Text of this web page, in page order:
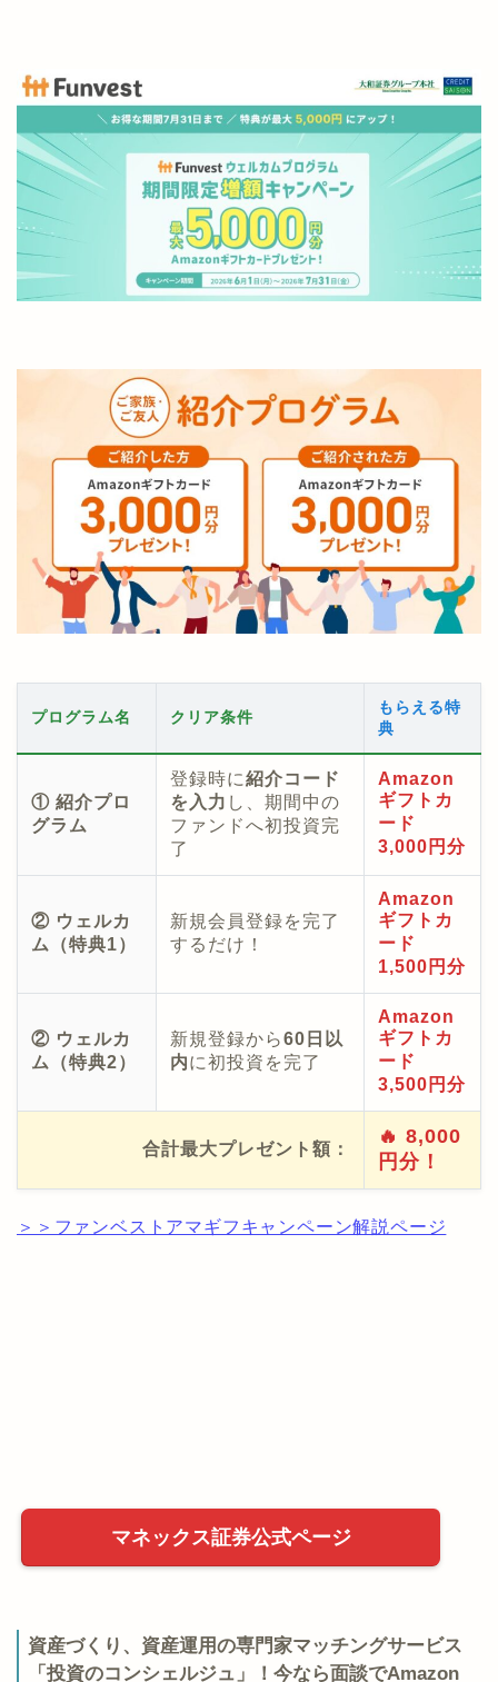
プログラム名 クリア条件
もらえる特
典
① 紹介プロ
グラム
登録時に紹介コード
を入力 し、期間中の
ファンドへ初投資完
了
Amazon
ギフトカ
ード
3,000円分
② ウェルカ
ム（特典1）
新規会員登録を完了
するだけ！
Amazon
ギフトカ
ード
1,500円分
② ウェルカ
ム（特典2）
新規登録から60日以
内に初投資を完了
Amazon
ギフトカ
ード
3,500円分
合計最大プレゼント額：
🔥 8,000
円分！
＞＞ファンベストアマギフキャンペーン解説ページ
マネックス証券公式ページ